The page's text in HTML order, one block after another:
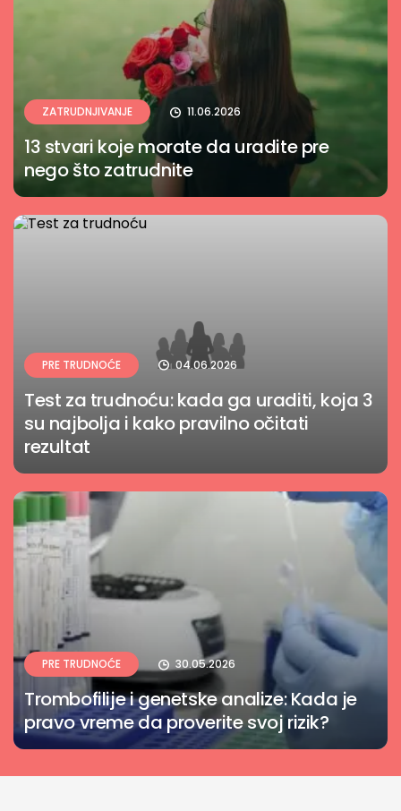
ZATRUDNJIVANJE 11.06.2026
13 stvari koje morate da uradite pre
nego što zatrudnite
PRE TRUDNOĆE 04.06.2026
Test za trudnoću: kada ga uraditi, koja 3
su najbolja i kako pravilno očitati
rezultat
PRE TRUDNOĆE 30.05.2026
Trombofilije i genetske analize: Kada je
pravo vreme da proverite svoj rizik?